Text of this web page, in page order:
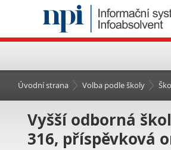
Úvodní strana Volba podle školy
Vyšší odborná
316, příspěvková